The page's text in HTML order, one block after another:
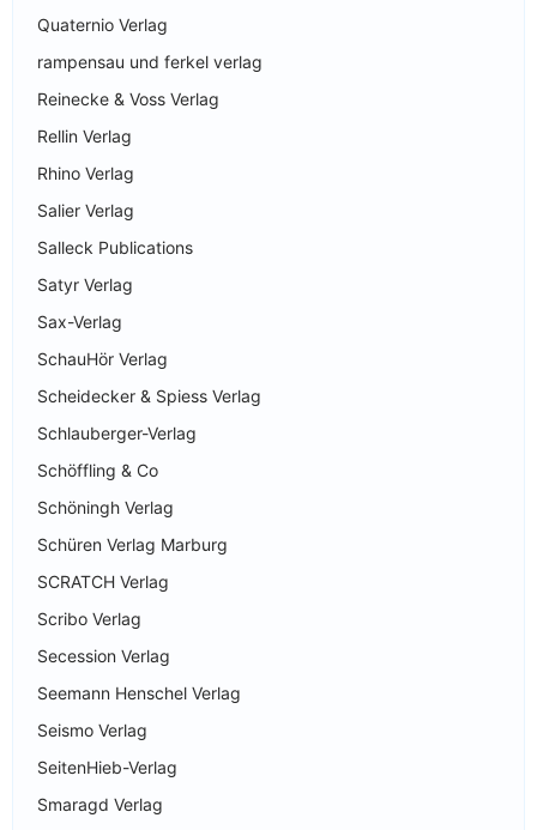
Quaternio Verlag
rampensau und ferkel verlag
Reinecke & Voss Verlag
Rellin Verlag
Rhino Verlag
Salier Verlag
Salleck Publications
Satyr Verlag
Sax-Verlag
SchauHör Verlag
Scheidecker & Spiess Verlag
Schlauberger-Verlag
Schöffling & Co
Schöningh Verlag
Schüren Verlag Marburg
SCRATCH Verlag
Scribo Verlag
Secession Verlag
Seemann Henschel Verlag
Seismo Verlag
SeitenHieb-Verlag
Smaragd Verlag